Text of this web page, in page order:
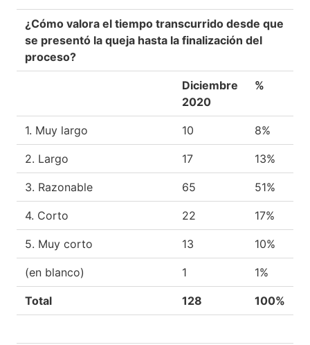
¿Cómo valora el tiempo transcurrido desde que
se presentó la queja hasta la finalización del
proceso?
Diciembre
2020
%
1. Muy largo 10 8%
2. Largo 17 13%
3. Razonable 65 51%
4. Corto 22 17%
5. Muy corto 13 10%
(en blanco) 1 1%
Total 128 100%